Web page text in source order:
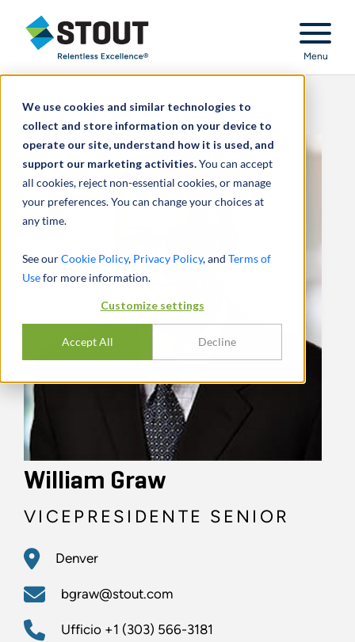
We use cookies and similar technologies to
collect and store information on your device to
operate our site, understand how it is used, and
support our marketing activities.You can accept
all cookies, reject non-essential cookies, or manage
your preferences. You can change your choices at
any time.
See ourCookie Policy, Privacy Policy, and Terms of
Usefor more information.
Customize settings
Accept All Decline
Stout Relentless Excellence
Menu
William Graw
VICEPRESIDENTE SENIOR
Denver
bgraw@stout.com
Ufficio +1 (303) 566-3181